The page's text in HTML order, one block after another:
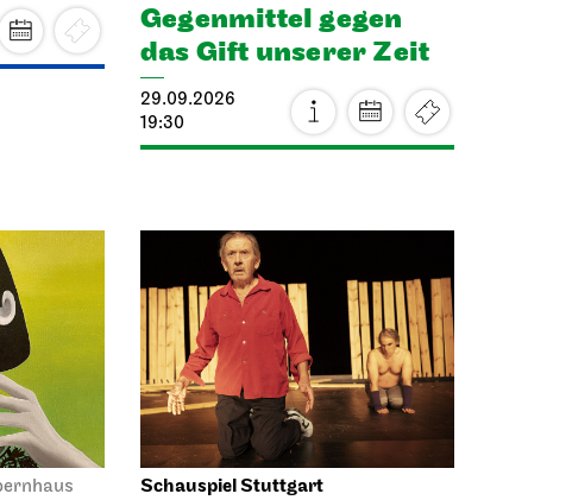
Gegenmittel gegen
das Gift unserer Zeit
29.09.2026
19:30
Schauspiel Stuttgart